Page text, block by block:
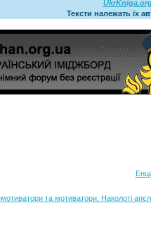
Тексти належать їх